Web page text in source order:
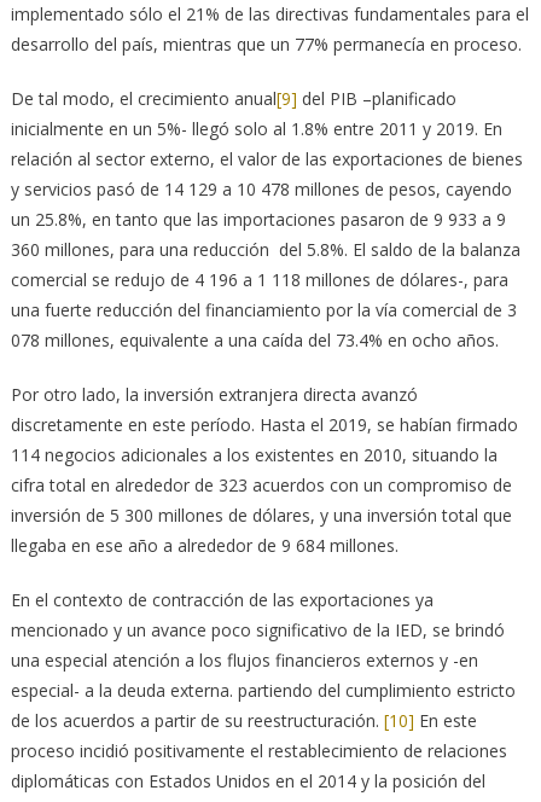
implementado sólo el 21% de las directivas fundamentales para el
desarrollo del país, mientras que un 77% permanecía en proceso.
De tal modo, el crecimiento anual[9] del PIB –planificado
inicialmente en un 5%- llegó solo al 1.8% entre 2011 y 2019. En
relación al sector externo, el valor de las exportaciones de bienes
y servicios pasó de 14 129 a 10 478 millones de pesos, cayendo
un 25.8%, en tanto que las importaciones pasaron de 9 933 a 9
360 millones, para una reducción del 5.8%. El saldo de la balanza
comercial se redujo de 4 196 a 1 118 millones de dólares-, para
una fuerte reducción del financiamiento por la vía comercial de 3
078 millones, equivalente a una caída del 73.4% en ocho años.
Por otro lado, la inversión extranjera directa avanzó
discretamente en este período. Hasta el 2019, se habían firmado
114 negocios adicionales a los existentes en 2010, situando la
cifra total en alrededor de 323 acuerdos con un compromiso de
inversión de 5 300 millones de dólares, y una inversión total que
llegaba en ese año a alrededor de 9 684 millones.
En el contexto de contracción de las exportaciones ya
mencionado y un avance poco significativo de la IED, se brindó
una especial atención a los flujos financieros externos y -en
especial- a la deuda externa. partiendo del cumplimiento estricto
de los acuerdos a partir de su reestructuración. [10] En este
proceso incidió positivamente el restablecimiento de relaciones
diplomáticas con Estados Unidos en el 2014 y la posición del